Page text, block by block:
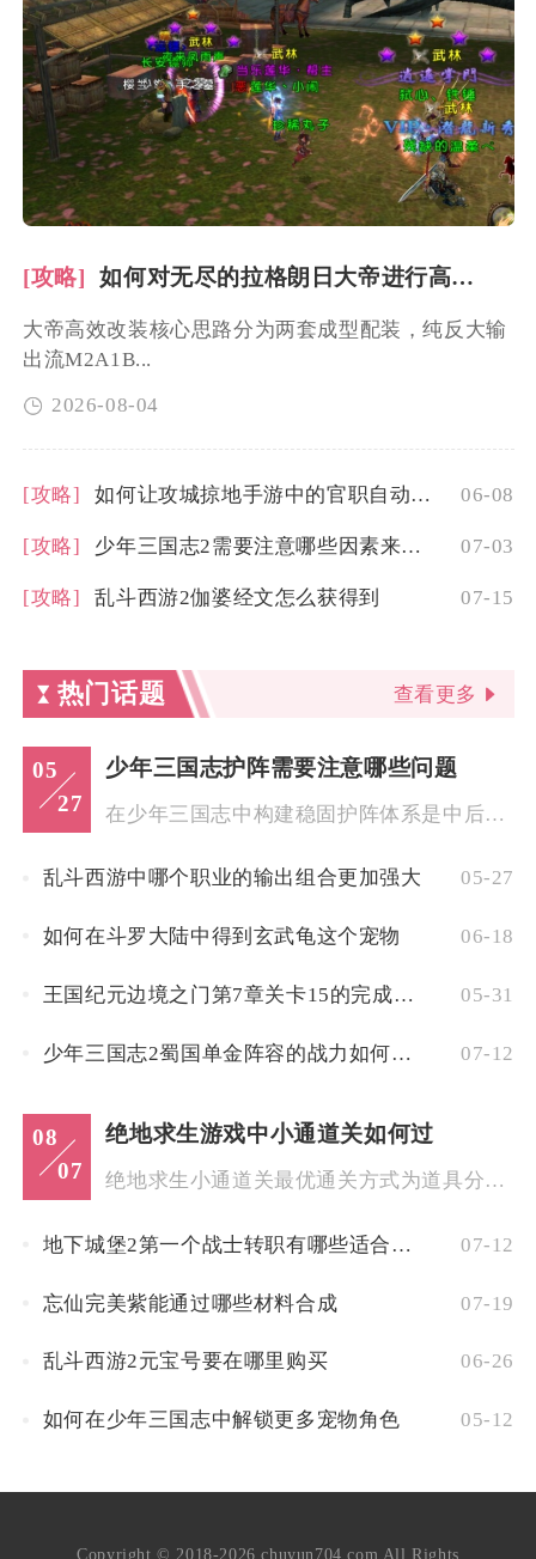
[攻略] 如何对无尽的拉格朗日大帝进行高效改装
大帝高效改装核心思路分为两套成型配装，纯反大输
出流M2A1B...
2026-08-04
[攻略] 如何让攻城掠地手游中的官职自动进行 06-08
[攻略] 少年三国志2需要注意哪些因素来选择魏国的推荐兵符 07-03
[攻略] 乱斗西游2伽婆经文怎么获得到 07-15
热门话题 查看更多
05
27
少年三国志护阵需要注意哪些问题
在少年三国志中构建稳固护阵体系是中后期阵容成型的核心枢纽，直...
乱斗西游中哪个职业的输出组合更加强大 05-27
如何在斗罗大陆中得到玄武龟这个宠物 06-18
王国纪元边境之门第7章关卡15的完成条件是什么 05-31
少年三国志2蜀国单金阵容的战力如何提升 07-12
08
07
绝地求生游戏中小通道关如何过
绝地求生小通道关最优通关方式为道具分层封路搭配分段贴掩体推进...
地下城堡2第一个战士转职有哪些适合进行远程攻击的职业选项 07-12
忘仙完美紫能通过哪些材料合成 07-19
乱斗西游2元宝号要在哪里购买 06-26
如何在少年三国志中解锁更多宠物角色 05-12
Copyright © 2018-2026 chuyun704.com All Rights